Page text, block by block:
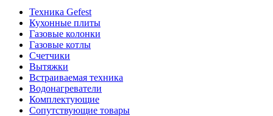
Техника Gefest
Кухонные плиты
Газовые колонки
Газовые котлы
Счетчики
Вытяжки
Встраиваемая техника
Водонагреватели
Комплектующие
Сопутствующие товары